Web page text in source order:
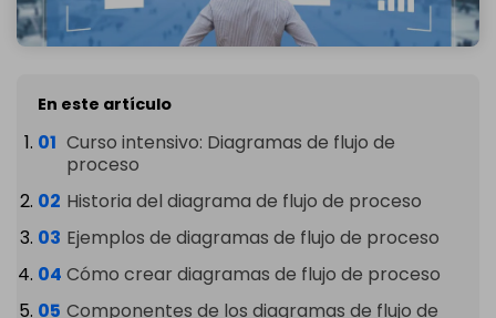
En este artículo
Curso intensivo: Diagramas de flujo de
proceso
Historia del diagrama de flujo de proceso
Ejemplos de diagramas de flujo de proceso
Cómo crear diagramas de flujo de proceso
Componentes de los diagramas de flujo de